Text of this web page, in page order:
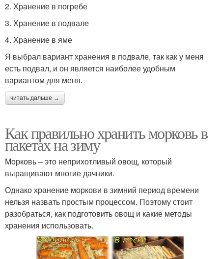
2. Хранение в погребе
3. Хранение в подвале
4. Хранение в яме
Я выбрал вариант хранения в подвале, так как у меня
есть подвал, и он является наиболее удобным
вариантом для меня.
читать дальше →
Как правильно хранить морковь в
пакетах на зиму
Морковь – это неприхотливый овощ, который
выращивают многие дачники.
Однако хранение моркови в зимний период времени
нельзя назвать простым процессом. Поэтому стоит
разобраться, как подготовить овощ и какие методы
хранения использовать.